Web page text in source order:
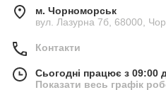
м. Чорноморськ
вул. Лазурна 7б, 68000,
Контакти
Сьогодні працює з 09:00
Показати весь графік